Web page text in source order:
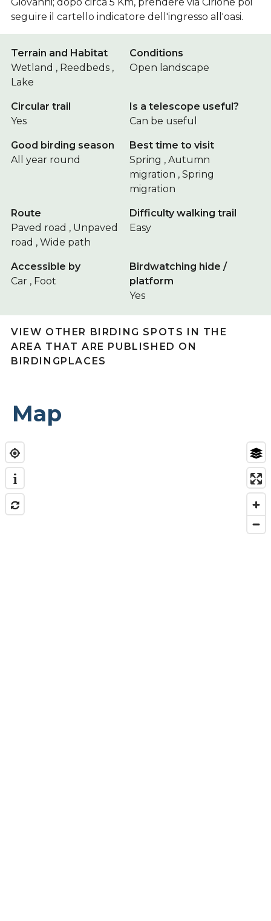
seguire il cartello indicatore dell'ingresso all'oasi.
Terrain and Habitat
Wetland , Reedbeds ,
Lake
Conditions
Open landscape
Circular trail
Yes
Is a telescope useful?
Can be useful
Good birding season
All year round
Best time to visit
Spring , Autumn
migration , Spring
migration
Route
Paved road , Unpaved
road , Wide path
Difficulty walking trail
Easy
Accessible by
Car , Foot
Birdwatching hide /
platform
Yes
VIEW OTHER BIRDING SPOTS IN THE
AREA THAT ARE PUBLISHED ON
BIRDINGPLACES
Map
i